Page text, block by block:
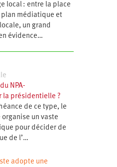
local : entre la place
plan médiatique et
un grand
évidence…
NPA-
la présidentielle ?
de ce type, le
un vaste
pour décider de
de l’…
adopte une